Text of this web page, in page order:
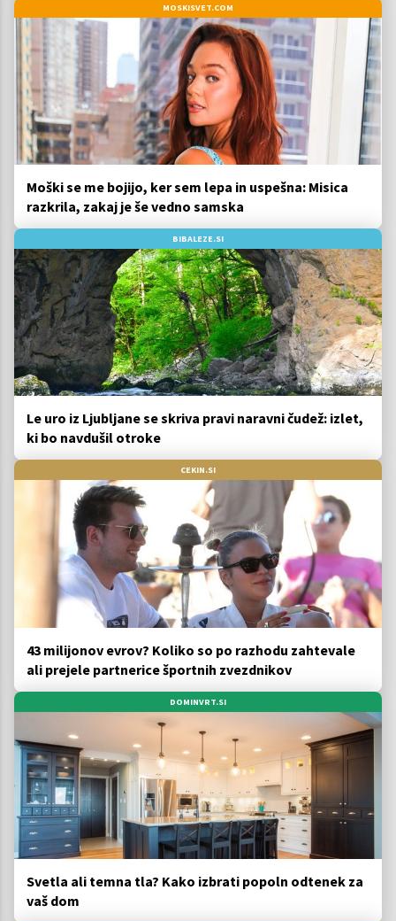
MOSKISVET.COM
Moški se me bojijo, ker sem lepa in uspešna: Misica
razkrila, zakaj je še vedno samska
BIBALEZE.SI
Le uro iz Ljubljane se skriva pravi naravni čudež: izlet,
ki bo navdušil otroke
CEKIN.SI
43 milijonov evrov? Koliko so po razhodu zahtevale
ali prejele partnerice športnih zvezdnikov
DOMINVRT.SI
Svetla ali temna tla? Kako izbrati popoln odtenek za
vaš dom